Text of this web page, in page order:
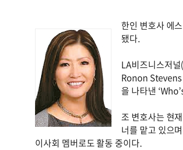
한인 변호사 에
됐다.
LA비즈니스저
Ronon Stevens
을 나타낸
조 변호사는 현
너를 맡고 있으
이사회 멤버로도 활동 중이다.